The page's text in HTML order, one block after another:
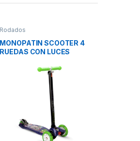
Rodados
MONOPATIN SCOOTER 4
RUEDAS CON LUCES